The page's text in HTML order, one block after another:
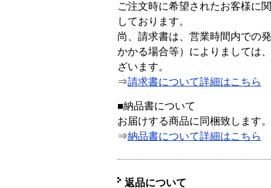
ご注文時に希望されたお客様に
しております。
尚、請求書は、営業時間内での
かかる場合等）によりましては
ざいます。
⇒請求書について詳細はこちら
■納品書について
お届けする商品に同梱致します。
⇒納品書について詳細はこちら
返品について